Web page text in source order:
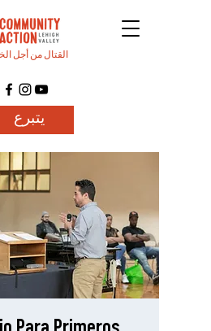
القتال من أجل
يتبرع